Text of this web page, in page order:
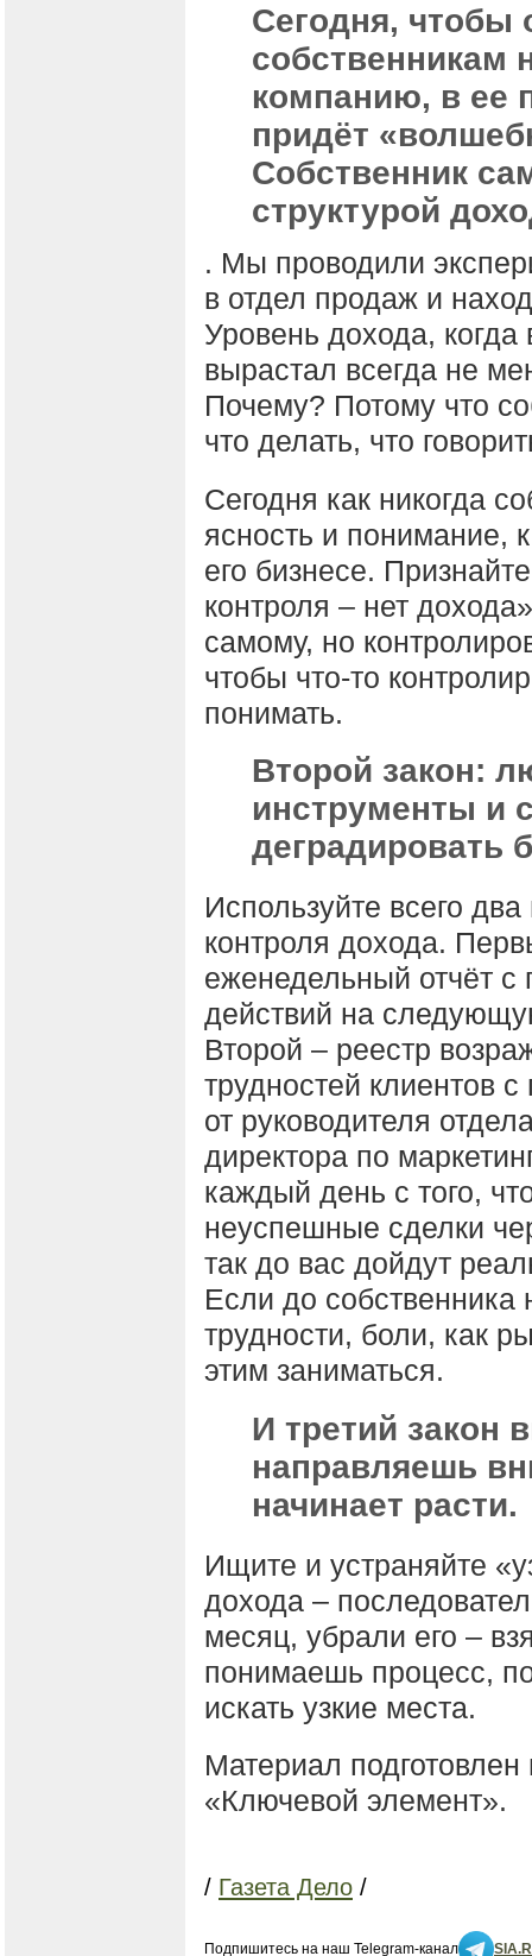
Сегодня, чтобы
собственникам
компанию, в ее
придёт
Собственник
структурой
. Мы проводили
в отдел продаж и
Уровень дохода,
вырастал всегда не
Почему? Потому что
что делать, что
Сегодня как никогда
ясность и понимание,
его бизнесе.
контроля – нет
самому, но
чтобы что-то
понимать.
Второй закон:
инструменты и
деградировать
Используйте всего
контроля дохода.
еженедельный отчёт с
действий на
Второй – реестр
трудностей клиентов
от руководителя
директора по
каждый день с того,
неуспешные сделки
так до вас дойдут
Если до
трудности, боли, как
этим заниматься.
И третий закон
направляешь
начинает расти.
Ищите и устраняйте
дохода –
месяц, убрали его –
понимаешь процесс,
искать узкие места.
Материал
«Ключевой элемент».
/ Газета Дело /
Подпишитесь на наш Telegram-канал